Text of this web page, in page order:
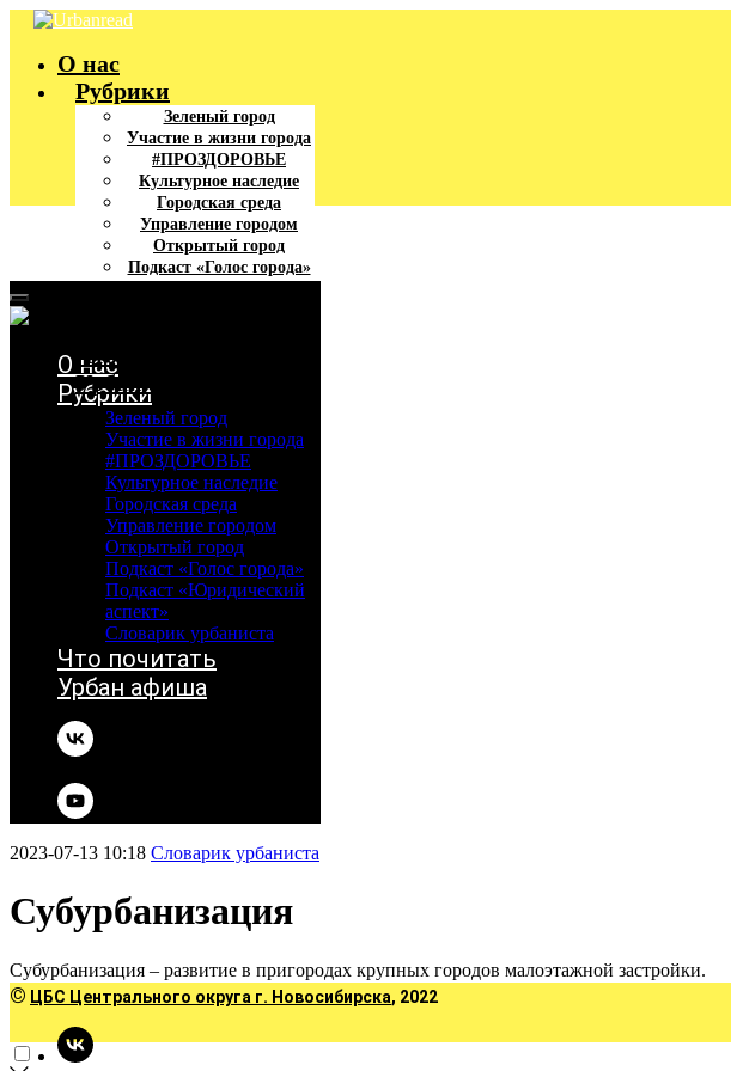
О нас
Рубрики
Зеленый город
Участие в жизни города
#ПРОЗДОРОВЬЕ
Культурное наследие
Городская среда
Управление городом
Открытый город
Подкаст «Голос города»
Что почитать
Урбан афиша
О нас
Рубрики
Зеленый город
Участие в жизни города
#ПРОЗДОРОВЬЕ
Культурное наследие
Городская среда
Управление городом
Открытый город
Подкаст «Голос города»
Подкаст «Юридический
аспект»
Словарик урбаниста
Что почитать
Урбан афиша
2023-07-13 10:18 Словарик урбаниста
Субурбанизация
Субурбанизация – развитие в пригородах крупных городов малоэтажной застройки.
© ЦБС Центрального округа г. Новосибирска, 2022